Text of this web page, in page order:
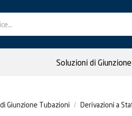
Soluzioni di
Giunzione Tubazioni Derivazioni a